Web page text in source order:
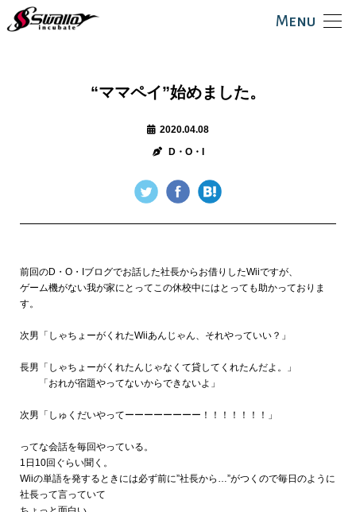
Menu
“ママペイ”始めました。
2020.04.08
D・O・I
前回のD・O・Iブログでお話した社長からお借りしたWiiですが、
ゲーム機がない我が家にとってこの休校中にはとっても助かっておりま
す。
次男「しゃちょーがくれたWiiあんじゃん、それやっていい？」
長男「しゃちょーがくれたんじゃなくて貸してくれたんだよ。」
「おれが宿題やってないからできないよ」
次男「しゅくだいやってーーーーーーーー！！！！！！！」
ってな会話を毎回やっている。
1日10回ぐらい聞く。
Wiiの単語を発するときには必ず前に”社長から…”がつくので毎日のように
社長って言っていて